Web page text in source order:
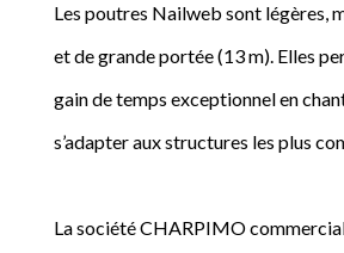
Les poutres Nailweb sont légères,
et de grande portée (13 m). Elles
gain de temps exceptionnel en
s’adapter aux structures les plus
La société CHARPIMO